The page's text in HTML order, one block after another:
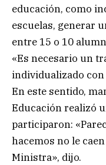
educación, como
escuelas, generar
entre 15 o 10
«Es necesario un
individualizado
En este sentido,
Educación realizó
participaron:
hacemos no le
Ministra», dijo.